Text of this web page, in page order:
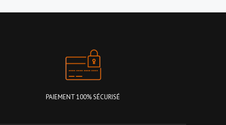
PAIEMENT 100% SÉCURISÉ